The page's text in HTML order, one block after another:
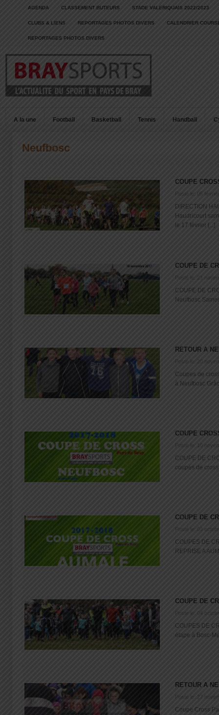
AGENDA CLASSEMENT BUTEURS STADE VALERIQUAIS 2022/2023
CLUBS & LIENS REPORTAGES PHOTOS DIVERS CALENDRIER
REPORTAGES PHOTOS DIVERS
A la une Football Basketball Tennis Handball
Neufbosc
COUPE
Posté le: 05
DIRECTION
Haudricourt
le 17 février [...]
COUPE DE
Posté le: 21
COUPE DE
Neufbosc
RETOUR A
Posté le: 20
Coupes de
à Neufbosc
COUPE
Posté le: 10
COUPE DE
coupes de
COUPE DE
Posté le: 03
COUPES DE
REPRISE A
COUPE DE
Posté le: 04
COUPES DE
étape à Bosc-
RETOUR A
Posté le: 27
Coupe Cross